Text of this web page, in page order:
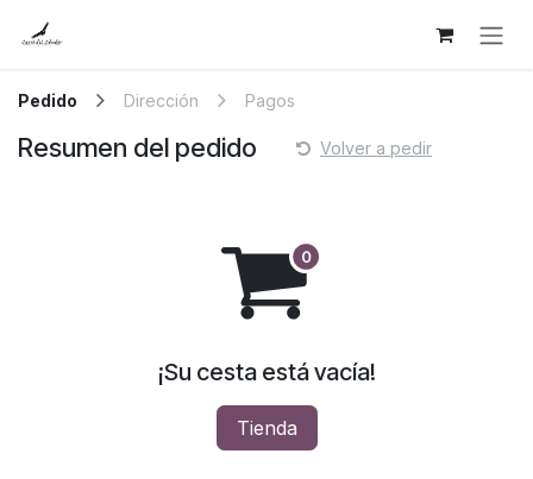
Pedido Dirección Pagos
Resumen del pedido Volver a pedir
¡Su cesta está vacía!
Tienda